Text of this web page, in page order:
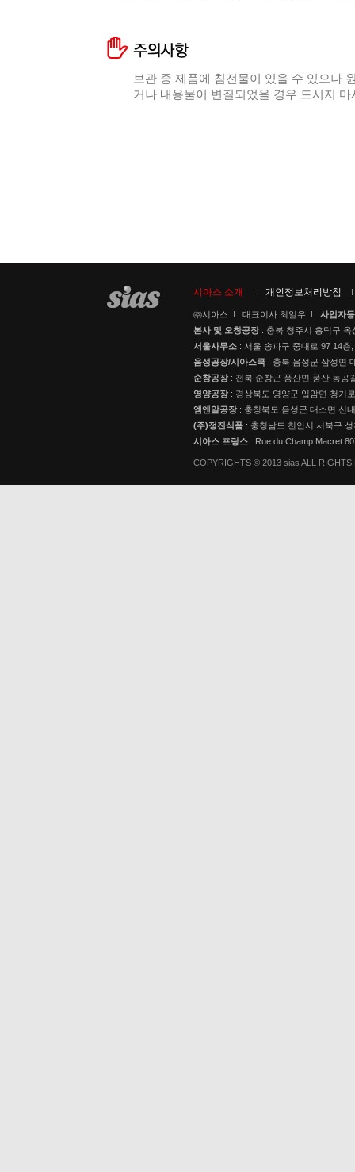
보관 중 제품에 침전물이 있을 수 있으나
거나 내용물이 변질되었을 경우 드시지
시아스 소개 개인정보처리방침
㈜시아스 대표이사 최일우
사업자
본사 및 오창공장 : 충북 청주시 흥덕구
서울사무소 : 서울 송파구 중대로 97 14층,
음성공장/시아스쿡 : 충북 음성군 삼성면
순창공장 : 전북 순창군 풍산면 풍산 농공
영양공장 : 경상북도 영양군 입암면 청기
엠앤알공장 : 충청북도 음성군 대소면 신
(주)정진식품 : 충청남도 천안시 서북구
시아스 프랑스 : Rue du Champ Macret
COPYRIGHTS © 2013 sias ALL RIGHTS